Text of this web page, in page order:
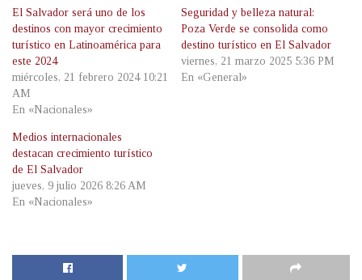
El Salvador será uno de los
destinos con mayor crecimiento
turístico en Latinoamérica para
este 2024
miércoles, 21 febrero 2024 10:21
AM
En «Nacionales»
Seguridad y belleza natural:
Poza Verde se consolida como
destino turístico en El Salvador
viernes, 21 marzo 2025 5:36 PM
En «General»
Medios internacionales
destacan crecimiento turístico
de El Salvador
jueves, 9 julio 2026 8:26 AM
En «Nacionales»